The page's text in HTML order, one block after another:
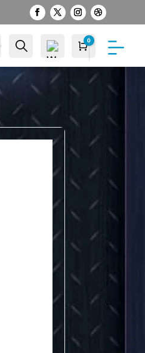
Cuenta Buscar
hlist
Carro
0 S/0.00